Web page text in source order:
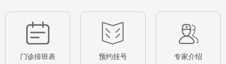
2007年11月在新加坡国立眼科中心进修青光眼和白内障。
2012年获得上海市申康管理中心党委系统创先争优优秀共产党员称号。工作至今
在国内专业核心期刊发表论文10余篇。其中青光眼临床研究方面的论文主要有
门诊排班表 预约挂号 专家介绍